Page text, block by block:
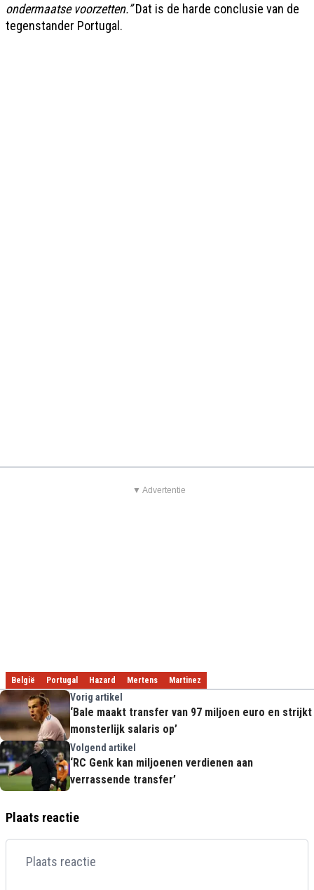
ondermaatse voorzetten.”Dat is de harde conclusie van de
tegenstander Portugal.
▼ Advertentie
België Portugal Hazard Mertens Martinez
Vorig artikel
‘Bale maakt transfer van 97 miljoen euro en strijkt
monsterlijk salaris op’
Volgend artikel
‘RC Genk kan miljoenen verdienen aan
verrassende transfer’
Plaats reactie